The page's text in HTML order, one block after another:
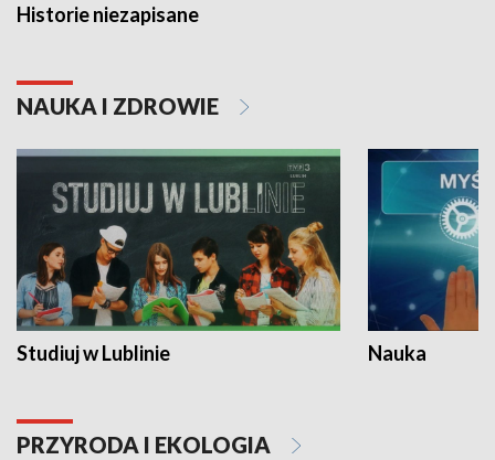
Historie niezapisane
NAUKA I ZDROWIE
Studiuj w Lublinie Nauka
PRZYRODA I EKOLOGIA